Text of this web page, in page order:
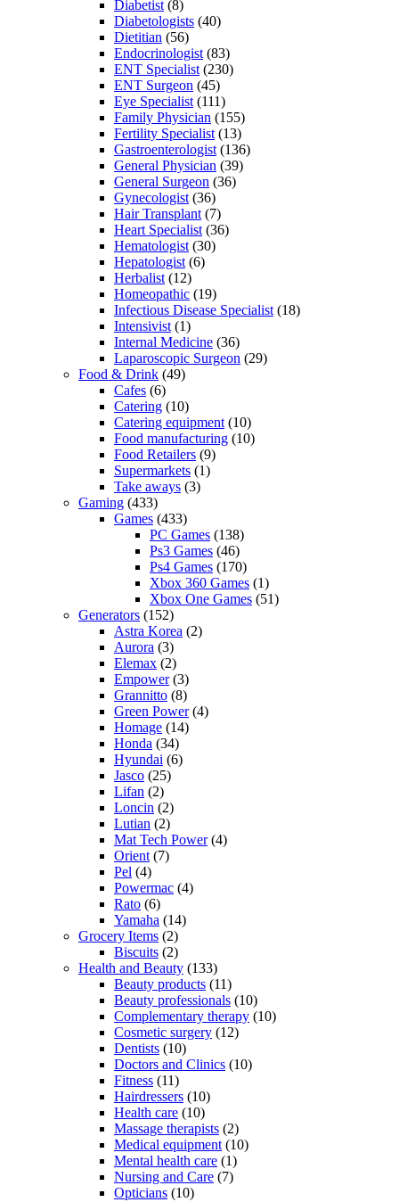
Diabetist (8)
Diabetologists (40)
Dietitian (56)
Endocrinologist (83)
ENT Specialist (230)
ENT Surgeon (45)
Eye Specialist (111)
Family Physician (155)
Fertility Specialist (13)
Gastroenterologist (136)
General Physician (39)
General Surgeon (36)
Gynecologist (36)
Hair Transplant (7)
Heart Specialist (36)
Hematologist (30)
Hepatologist (6)
Herbalist (12)
Homeopathic (19)
Infectious Disease Specialist (18)
Intensivist (1)
Internal Medicine (36)
Laparoscopic Surgeon (29)
Food & Drink (49)
Cafes (6)
Catering (10)
Catering equipment (10)
Food manufacturing (10)
Food Retailers (9)
Supermarkets (1)
Take aways (3)
Gaming (433)
Games (433)
PC Games (138)
Ps3 Games (46)
Ps4 Games (170)
Xbox 360 Games (1)
Xbox One Games (51)
Generators (152)
Astra Korea (2)
Aurora (3)
Elemax (2)
Empower(3)
Grannitto (8)
Green Power(4)
Homage (14)
Honda (34)
Hyundai (6)
Jasco (25)
Lifan (2)
Loncin (2)
Lutian (2)
Mat Tech Power(4)
Orient (7)
Pel (4)
Powermac (4)
Rato (6)
Yamaha (14)
Grocery Items (2)
Biscuits (2)
Health and Beauty (133)
Beauty products (11)
Beauty professionals (10)
Complementary therapy (10)
Cosmetic surgery (12)
Dentists (10)
Doctors and Clinics (10)
Fitness (11)
Hairdressers (10)
Health care (10)
Massage therapists (2)
Medical equipment (10)
Mental health care (1)
Nursing and Care (7)
Opticians (10)